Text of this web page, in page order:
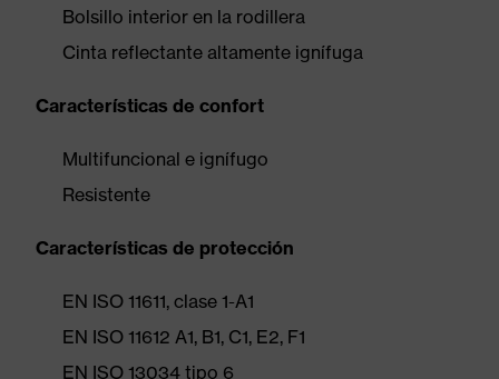
Bolsillo interior en la rodillera
Cinta reflectante altamente ignífuga
Características de confort
Multifuncional e ignífugo
Resistente
Características de protección
EN ISO 11611, clase 1-A1
EN ISO 11612 A1, B1, C1, E2, F1
EN ISO 13034 tipo 6